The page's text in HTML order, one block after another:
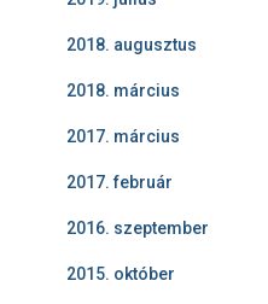
2018. augusztus
2018. március
2017. március
2017. február
2016. szeptember
2015. október